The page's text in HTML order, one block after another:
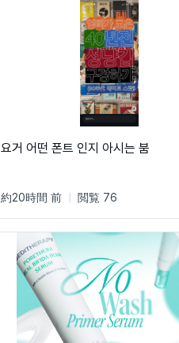
요거 어떤 폰트 인지 아시는 붐
約20時間 前 閲覧 76